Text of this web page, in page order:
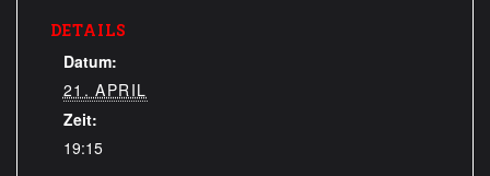
DETAILS
Datum:
21. APRIL
Zeit:
19:15